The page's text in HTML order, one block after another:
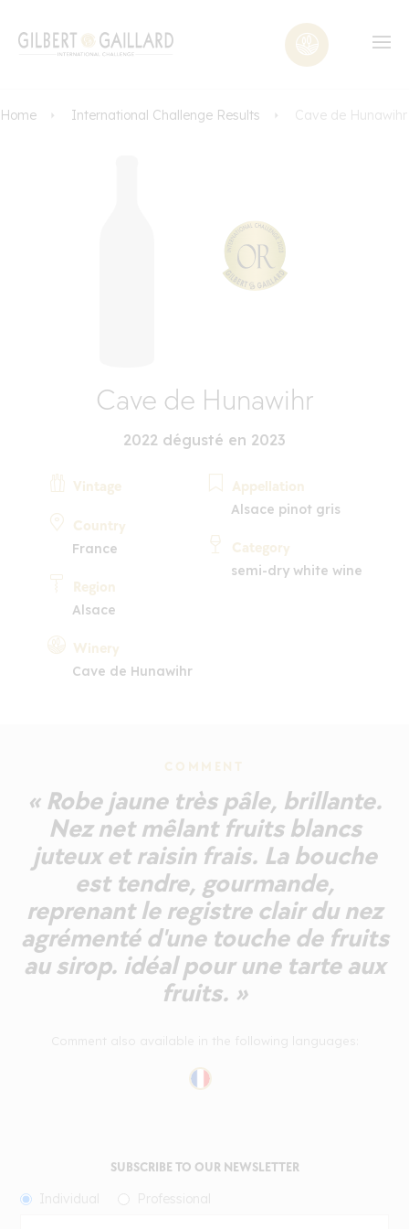
Home International Challenge Results Cave de Hunawihr
Cave de Hunawihr
2022 dégusté en 2023
Vintage
Country
France
Region
Alsace
Winery
Cave de Hunawihr
Appellation
Alsace pinot gris
Category
semi-dry white wine
COMMENT
« Robe jaune très pâle, brillante.
Nez net mêlant fruits blancs
juteux et raisin frais. La bouche
est tendre, gourmande,
reprenant le registre clair du nez
agrémenté d'une touche de fruits
au sirop. idéal pour une tarte aux
fruits. »
SUBSCRIBE TO OUR NEWSLETTER